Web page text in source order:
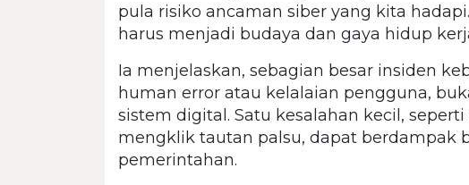
pula risiko ancaman siber yang kita
harus menjadi budaya dan gaya hidup
Ia menjelaskan, sebagian besar insiden
human error atau kelalaian pengguna,
sistem digital. Satu kesalahan kecil,
mengklik tautan palsu, dapat berdampak
pemerintahan.